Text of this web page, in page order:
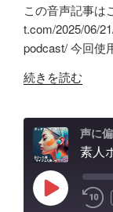
と
試
行
錯
の
記
録"
し
た
ノ
イ
除
去/
環
音
ト
自
作
AI
ル
録。
Amazon
RSS
RSS FEED
SHARE
LINK
EMBED
この音声記事は
t.com/2025/06/
podcast/ 今回使
"本
判
能？
続きを読む
声に
Play
Episode